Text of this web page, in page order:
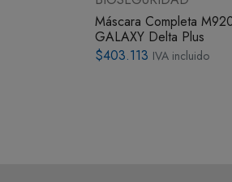
Máscara Completa
GALAXY Delta Plus
$403.113 IVA incluido